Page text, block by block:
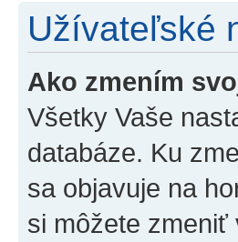
Užívateľské
Ako zmením
Všetky Vaše
databáze. Ku
sa objavuje na
si môžete zmeniť